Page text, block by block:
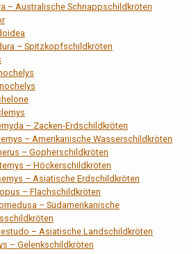
– Australische Schnappschildkröten
– Spitzkopfschildkröten
– Zacken-Erdschildkröten
– Amerikanische Wasserschildkröten
– Gopherschildkröten
– Höckerschildkröten
– Asiatische Erdschildkröten
– Flachschildkröten
– Südamerikanische
– Asiatische Landschildkröten
– Gelenkschildkröten